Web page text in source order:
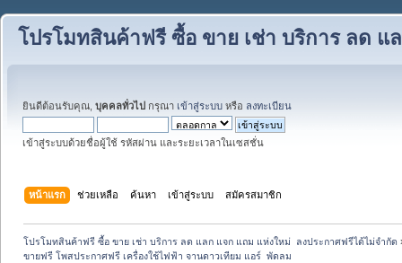
โปรโมทสินค้าฟรี ซื้อ ขาย เช่า บริการ ลด
ยินดีต้อนรับคุณ, บุคคลทั่วไป กรุณา เข้าสู่ระบบ หรือ ลงทะเบียน
เข้าสู่ระบบด้วยชื่อผู้ใช้ รหัสผ่าน และระยะเวลาในเซสชั่น
หน้าแรก ช่วยเหลือ ค้นหา เข้าสู่ระบบ สมัครสมาชิก
โปรโมทสินค้าฟรี ซื้อ ขาย เช่า บริการ ลด แลก แจก แถม แห่งใหม่  ลงประกาศฟรีได้ไม่จำกัด
ขายฟรี โพสประกาศฟรี เครื่องใช้ไฟฟ้า จานดาวเทียม แอร์  พัดลม